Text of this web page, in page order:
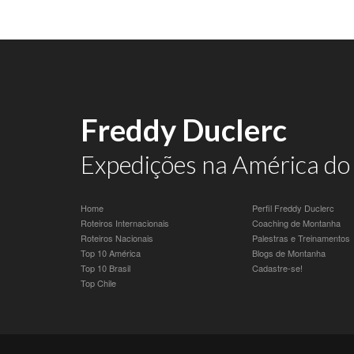
Freddy Duclerc
Expedições na América
Home
Roteiros Internacionais
Roteiros Nacionais
Top 10 América
Top 10 Brasil
Top Chile
Perfil Freddy Duclerc
Coaching de Montanha
Palestras e Treinamentos
Blogs de Montanha
Cadastre-se!